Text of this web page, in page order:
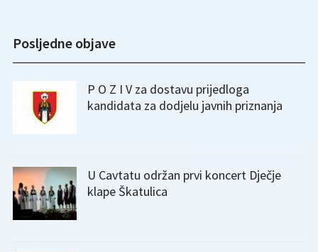
Posljedne objave
P O Z I V za dostavu prijedloga
kandidata za dodjelu javnih priznanja
U Cavtatu održan prvi koncert Dječje
klape Škatulica